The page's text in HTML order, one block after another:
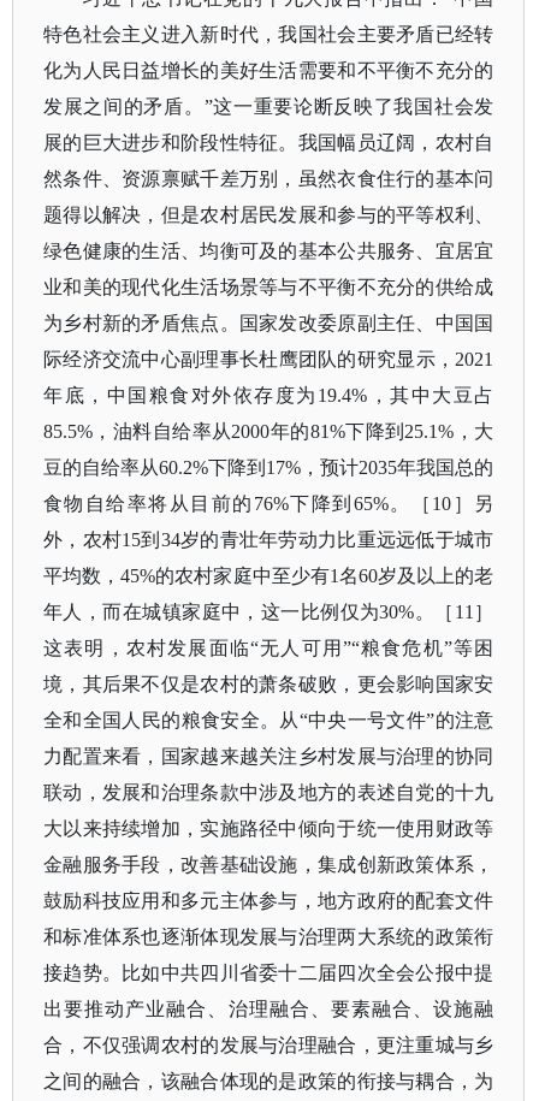
特色社会主义进入新时代，我国社会主要矛盾已经转
化为人民日益增长的美好生活需要和不平衡不充分的
发展之间的矛盾。”这一重要论断反映了我国社会发
展的巨大进步和阶段性特征。我国幅员辽阔，农村自
然条件、资源禀赋千差万别，虽然衣食住行的基本问
题得以解决，但是农村居民发展和参与的平等权利、
绿色健康的生活、均衡可及的基本公共服务、宜居宜
业和美的现代化生活场景等与不平衡不充分的供给成
为乡村新的矛盾焦点。国家发改委原副主任、中国国
际经济交流中心副理事长杜鹰团队的研究显示，2021
年底，中国粮食对外依存度为19.4%，其中大豆占
85.5%，油料自给率从2000年的81%下降到25.1%，大
豆的自给率从60.2%下降到17%，预计2035年我国总的
食物自给率将从目前的76%下降到65%。
［ 10］
另
外，农村15到34岁的青壮年劳动力比重远远低于城市
平均数，45%的农村家庭中至少有1名60岁及以上的老
年人，而在城镇家庭中，这一比例仅为30%。
［ 11］
这表明，农村发展面临“无人可用”“粮食危机”等困
境，其后果不仅是农村的萧条破败，更会影响国家安
全和全国人民的粮食安全。从“中央一号文件”的注意
力配置来看，国家越来越关注乡村发展与治理的协同
联动，发展和治理条款中涉及地方的表述自党的十九
大以来持续增加，实施路径中倾向于统一使用财政等
金融服务手段，改善基础设施，集成创新政策体系，
鼓励科技应用和多元主体参与，地方政府的配套文件
和标准体系也逐渐体现发展与治理两大系统的政策衔
接趋势。比如中共四川省委十二届四次全会公报中提
出要推动产业融合、治理融合、要素融合、设施融
合，不仅强调农村的发展与治理融合，更注重城与乡
之间的融合，该融合体现的是政策的衔接与耦合，为